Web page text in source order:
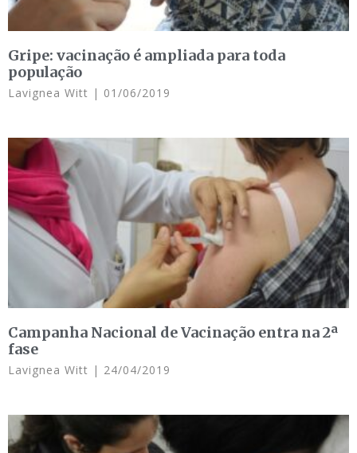
Gripe: vacinação é ampliada para toda
população
Lavignea Witt 01/06/2019
Campanha Nacional de Vacinação entra na 2ª
fase
Lavignea Witt 24/04/2019